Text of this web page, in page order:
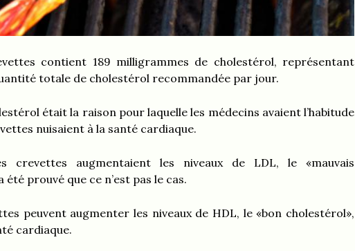
contient 189 milligrammes de cholestérol, représentant
totale de cholestérol recommandée par jour.
était la raison pour laquelle les médecins avaient l’habitude
nuisaient à la santé cardiaque.
crevettes augmentaient les niveaux de LDL, le «mauvais
été prouvé que ce n’est pas le cas.
peuvent augmenter les niveaux de HDL, le «bon cholestérol»,
cardiaque.